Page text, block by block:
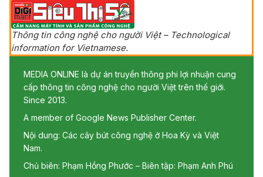
Thông tin công nghệ cho người Việt – Technological
information for Vietnamese.
MEDIA ONLINE là dự án truyền thông phi lợi nhuận cung
cấp thông tin công nghệ cho người Việt trên thế giới.
Since 2013.
A member of Google News Publisher Center.
Nội dung: Các cây bút công nghệ ở Hoa Kỳ và Việt
Nam.
Chủ biên: Phạm Hồng Phước – Biên tập: Phạm Anh Phú